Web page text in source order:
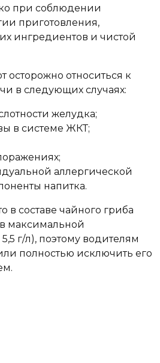
при соблюдении
приготовления,
ингредиентов и чистой
относиться к
в следующих случаях:
желудка;
в системе ЖКТ;
аллергической
напитка.
в составе чайного гриба
максимальной
г/л), поэтому водителям
полностью исключить его